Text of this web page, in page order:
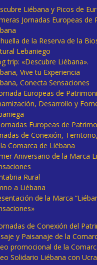
Liébana y Picos de
Jornadas Europeas de
de la Reserva de la
Lebaniego
trip: «Descubre Liébana».
Vive tu Experiencia
Conecta Sensaciones
Europeas de
Desarrollo y
Europeas de
de Conexión,
Comarca de Liébana
Aniversario de la Marca
Rural
a Liébana
de la Marca
de Conexión del
y Paisanaje de la
promocional de la
Solidario Liébana con